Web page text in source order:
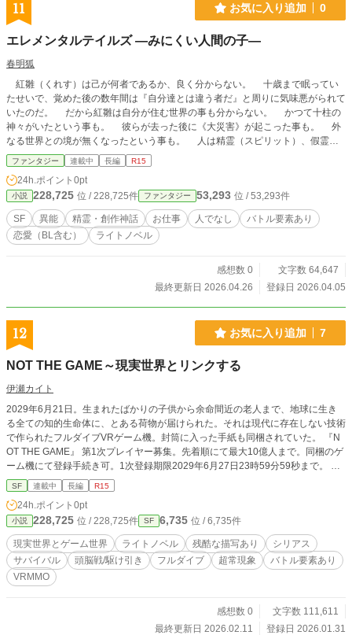
11 お気に入り追加 0
エレメンタルテイルズ ―みにくい人間の子―
春明狐
紅雛（くれす）は己が何者であるか、良く分からない。 十歳まで眠ってい
たせいで、覚めた後の数年間は『自分達とは違う者だ』と周りに気味悪がられて
いたのだ。 だから紅雛は自分が住む世界の事も分からない。 かつて十柱の
神々がいたという事も。 彼らが去った後に《大災害》が起こった事も。 外
なる世界との境が無くなったという事も。 人は精霊（スピリット）、假霊
（コアイル）なる異界の者らが入り混じる世界で生きねばならない事も。 ―
―そうなってしまったから、自分はこんな風に生み出された。 万象を操る
《石》を四つに分けたうちの一欠片――《火の石の欠片》で、何もかもを変えて
しまう力を埋め込まれた《何か》として。 十六歳になった今もなお、紅雛は
自分の事も良く分からない。 だからこそ、新しい生活を始めてみた。 その
力のせいで何もかもを変える事となった青年・咲夜（さくや）と共に、人間らし
く生きる事――それが今の彼女の目標であり、この物語の主題である。 ※本作
卵』の世界観・ストーリー・キャラクター設定を見直し、新規に執筆しておりま
す。（現在は非公開、両作品とも春明狐名義です） ※また第１３回スニーカー
小学館ライトノベル大賞投稿作品『ソウランノスエ』の世界観を継承、一部見直
して公開しております。
ファンタジー 連載中 長編 R15
24h.ポイント 0pt
小説 228,725 位 / 228,725件 ファンタジー 53,293 位 / 53,293件
SF 異能 精霊・創作神話 お仕事 人でなし
バトル要素あり
恋愛（BL含む）
ライトノベル
感想数 0
文字数 64,647
最終更新日 2026.04.26
登録日 2026.04.05
12 お気に入り追加 7
NOT THE GAME～現実世界とリンクする
伊瀬カイト
2029年6月21日。生まれたばかりの子供から余命間近の老人まで、地球に生き
る全ての知的生命体に、とある荷物が届けられた。それは現代に存在しない技術
で作られたフルダイブVRゲーム機。封筒に入った手紙も同梱されていた。 『N
OT THE GAME』 第1次プレイヤー募集。先着順にて最大10億人まで。同梱のゲ
ーム機にて登録手続き可。1次登録期限2029年6月27日23時59分59秒まで。 全
世界の登録者数は8億4286万5396人に上った。 日本の高校3年生、成木原裕哉
は、NOT THE GAMEに登録したプレイヤーの一人。 サービス開始となる日本時
間12時00分にログインした成木原は、NOT THE GAMEというゲームに驚きを隠
せなかった。 ログインして見た最初の光景は、良く知る天井。 NOT THE GAME
は、まるで現実世界をそのままコピーしたみたいにリアルなフィールドが採用さ
れていた。 違いと言えば腰元の武器とポーチ。 そして母の頭の上にあるNPCの
文字。 街中を徘徊する魔物の存在。 成木原はNOT THE GAMEに数々の疑惑を抱
き、考察を続けながらも仲間と共にプレイを続け。 そして世界を揺るがす大事
SF 連載中 長編 R15
24h.ポイント 0pt
小説 228,725 位 / 228,725件 SF 6,735 位 / 6,735件
現実世界とゲーム世界 ライトノベル 残酷な描写あり
シリアス
サバイバル
頭脳戦/駆け引き フルダイブ 超常現象
バトル要素あり
VRMMO
感想数 0
文字数 111,611
最終更新日 2026.02.11
登録日 2026.01.31